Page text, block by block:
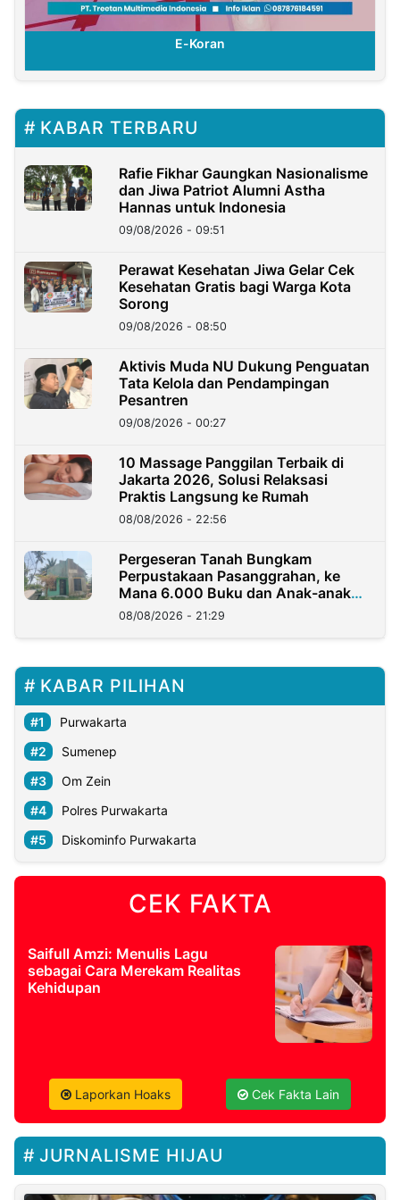
E-Koran
KABAR TERBARU
Rafie Fikhar Gaungkan Nasionalisme
dan Jiwa Patriot Alumni Astha
Hannas untuk Indonesia
09/08/2026 - 09:51
Perawat Kesehatan Jiwa Gelar Cek
Kesehatan Gratis bagi Warga Kota
Sorong
09/08/2026 - 08:50
Aktivis Muda NU Dukung Penguatan
Tata Kelola dan Pendampingan
Pesantren
09/08/2026 - 00:27
10 Massage Panggilan Terbaik di
Jakarta 2026, Solusi Relaksasi
Praktis Langsung ke Rumah
08/08/2026 - 22:56
Pergeseran Tanah Bungkam
Perpustakaan Pasanggrahan, ke
Mana 6.000 Buku dan Anak-anak
Kini?
08/08/2026 - 21:29
KABAR PILIHAN
Purwakarta
Sumenep
Om Zein
Polres Purwakarta
Diskominfo Purwakarta
CEK FAKTA
Saifull Amzi: Menulis Lagu
sebagai Cara Merekam Realitas
Kehidupan
Laporkan Hoaks Cek Fakta Lain
JURNALISME HIJAU